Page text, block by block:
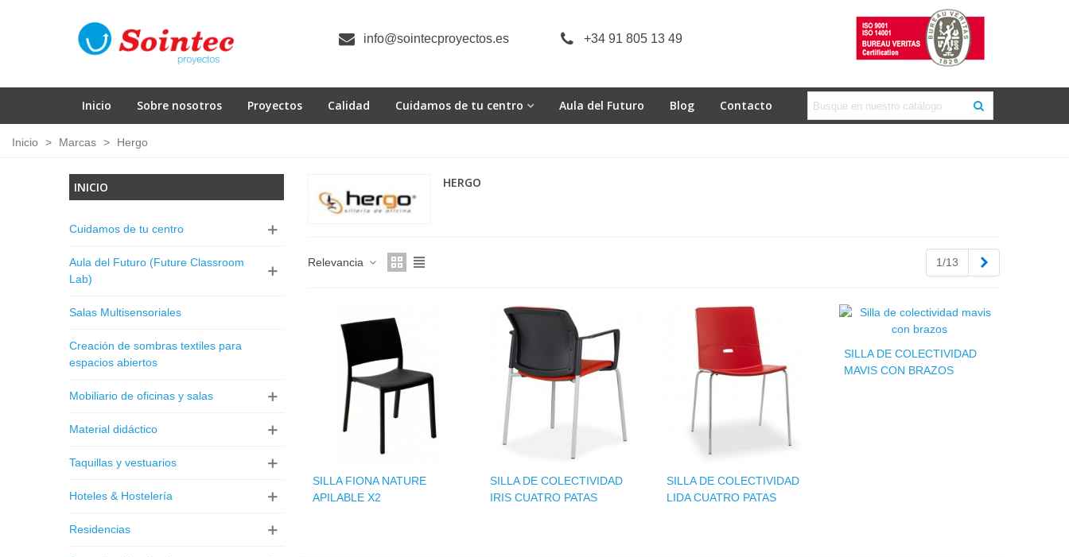
info@sointecproyectos.es +34 91 805 13 49
Inicio Sobre nosotros Proyectos Calidad Cuidamos de tu centro Aula del Futuro Blog Contacto
Inicio > Marcas > Hergo
INICIO
Cuidamos de tu centro
Aula del Futuro (Future Classroom
Lab)
Salas Multisensoriales
Creación de sombras textiles para
espacios abiertos
Mobiliario de oficinas y salas
Material didáctico
Taquillas y vestuarios
Hoteles & Hostelería
Residencias
HERGO
Relevancia 1/13
SILLA FIONA NATURE
APILABLE X2
SILLA DE COLECTIVIDAD
IRIS CUATRO PATAS
SILLA DE COLECTIVIDAD
LIDA CUATRO PATAS
SILLA DE COLECTIVIDAD
MAVIS CON BRAZOS